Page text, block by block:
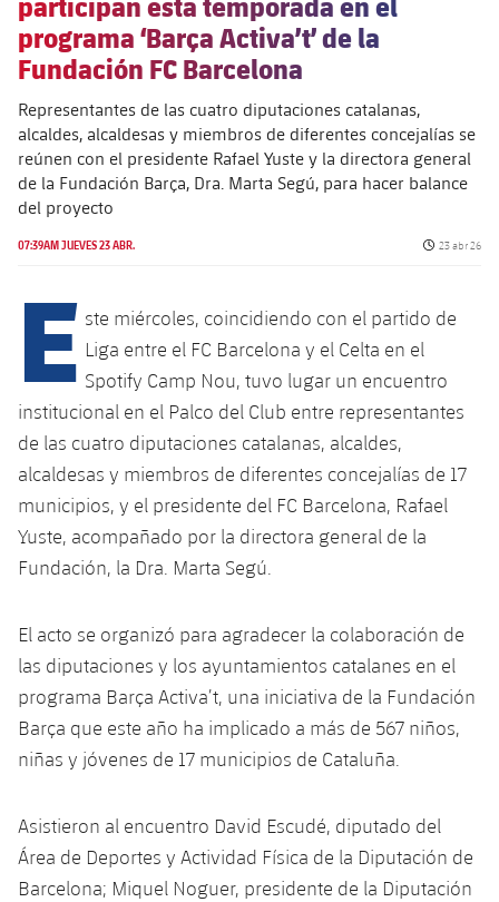
programa ‘Barça Activa’t’ de la
Fundación FC Barcelona
Representantes de las cuatro diputaciones catalanas,
alcaldes, alcaldesas y miembros de diferentes concejalías se
reúnen con el presidente Rafael Yuste y la directora general
de la Fundación Barça, Dra. Marta Segú, para hacer balance
del proyecto
07:39AM JUEVES 23 ABR. Fecha de
23 abr 26
E ste miércoles, coincidiendo con el partido de
Liga entre el FC Barcelona y el Celta en el
Spotify Camp Nou, tuvo lugar un encuentro
institucional en el Palco del Club entre representantes
de las cuatro diputaciones catalanas, alcaldes,
alcaldesas y miembros de diferentes concejalías de 17
municipios, y el presidente del FC Barcelona, Rafael
Yuste, acompañado por la directora general de la
Fundación, la Dra. Marta Segú.
El acto se organizó para agradecer la colaboración de
las diputaciones y los ayuntamientos catalanes en el
programa Barça Activa’t, una iniciativa de la Fundación
Barça que este año ha implicado a más de 567 niños,
niñas y jóvenes de 17 municipios de Cataluña.
Asistieron al encuentro David Escudé, diputado del
Área de Deportes y Actividad Física de la Diputación de
Barcelona; Miquel Noguer, presidente de la Diputación